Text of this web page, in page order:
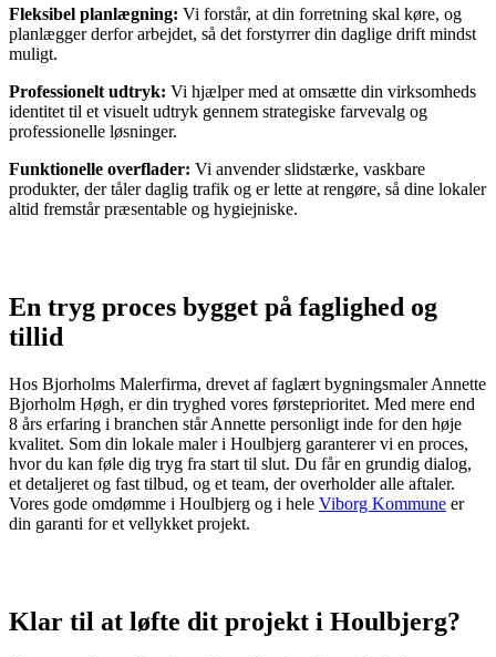
Fleksibel planlægning: Vi forstår, at din forretning skal køre, og
planlægger derfor arbejdet, så det forstyrrer din daglige drift mindst
muligt.
Professionelt udtryk: Vi hjælper med at omsætte din virksomheds
identitet til et visuelt udtryk gennem strategiske farvevalg og
professionelle løsninger.
Funktionelle overflader: Vi anvender slidstærke, vaskbare
produkter, der tåler daglig trafik og er lette at rengøre, så dine lokaler
altid fremstår præsentable og hygiejniske.
En tryg proces bygget på faglighed og
tillid
Hos Bjorholms Malerfirma, drevet af faglært bygningsmaler Annette
Bjorholm Høgh, er din tryghed vores førsteprioritet. Med mere end
8 års erfaring i branchen står Annette personligt inde for den høje
kvalitet. Som din lokale maler i Houlbjerg garanterer vi en proces,
hvor du kan føle dig tryg fra start til slut. Du får en grundig dialog,
et detaljeret og fast tilbud, og et team, der overholder alle aftaler.
Vores gode omdømme i Houlbjerg og i hele Viborg Kommune er
din garanti for et vellykket projekt.
Klar til at løfte dit projekt i Houlbjerg?